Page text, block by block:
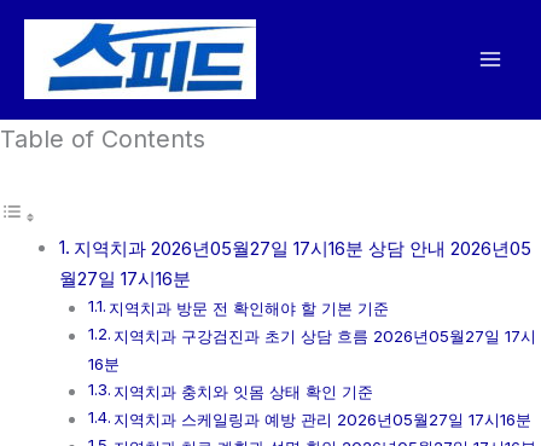
건
뛰
Table of Contents
지역치과 2026년05월27일 17시16분 상담 안내 2026년05
월27일 17시16분
지역치과 방문 전 확인해야 할 기본 기준
지역치과 구강검진과 초기 상담 흐름 2026년05월27일 17시
16분
지역치과 충치와 잇몸 상태 확인 기준
지역치과 스케일링과 예방 관리 2026년05월27일 17시16분